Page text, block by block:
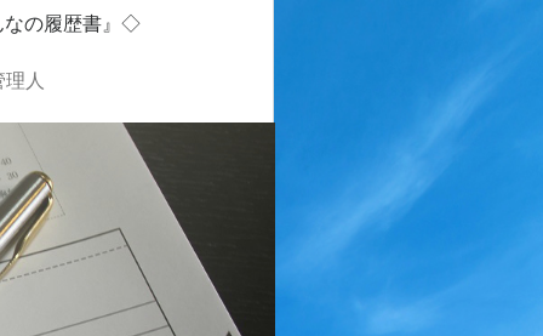
の履歴書』◇
理人